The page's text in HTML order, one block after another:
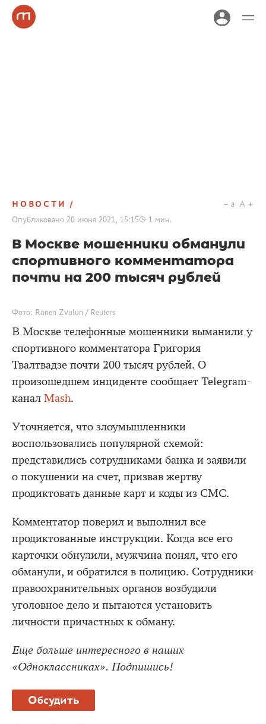
НОВОСТИ
Опубликовано 20 июня 2021, 15:15 1 мин.
a A
В Москве мошенники обманули
спортивного комментатора
почти на 200 тысяч рублей
Фото: Ronen Zvulun / Reuters
В Москве телефонные мошенники выманили у
спортивного комментатора Григория
Твалтвадзе почти 200 тысяч рублей. О
произошедшем инциденте сообщает Telegram-
канал Mash.
Уточняется, что злоумышленники
воспользовались популярной схемой:
представились сотрудниками банка и заявили
о покушении на счет, призвав жертву
продиктовать данные карт и коды из СМС.
Комментатор поверил и выполнил все
продиктованные инструкции. Когда все его
карточки обнулили, мужчина понял, что его
обманули, и обратился в полицию. Сотрудники
правоохранительных органов возбудили
уголовное дело и пытаются установить
личности причастных к обману.
Еще больше интересного в наших
«Одноклассниках». Подпишись!
Обсудить